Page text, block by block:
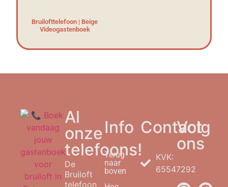
Bruilofttelefoon | Beige
Videogastenboek
Al
onze
telefoons!
De
Bruiloft
telefoon
Info
Terug
naar
boven
Contact
KVK:
65547292
Volg
ons